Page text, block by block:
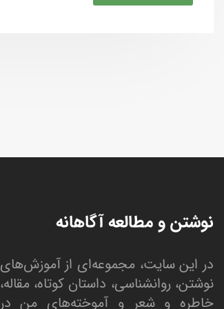
نوشتن و مطالعه آگاهانه
در این سایت، مجموعه‌ای از آموزش‌های
نوشتن، روانشناسی، داستان کوتاه، مقاله،
خاطره و شعر و آموخته‌های من در